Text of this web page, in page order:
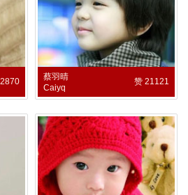
蔡羽晴
Caiyq
赞 21121